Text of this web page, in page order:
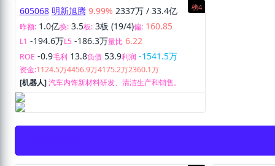
榜4
605068 明新旭腾 9.99% 2337万 / 33.4亿
昨额: 1.0亿换: 3.5板: 3板 (19/4)偏: 160.85
L1 -194.6万L5 -186.3万量比 6.22
ROE -0.9毛利 13.8负债 53.9利润 -1541.5万
资金:1124.5万4456.9万4175.2万2360.1万
[机器人]汽车内饰新材料研发、清洁生产和销售。